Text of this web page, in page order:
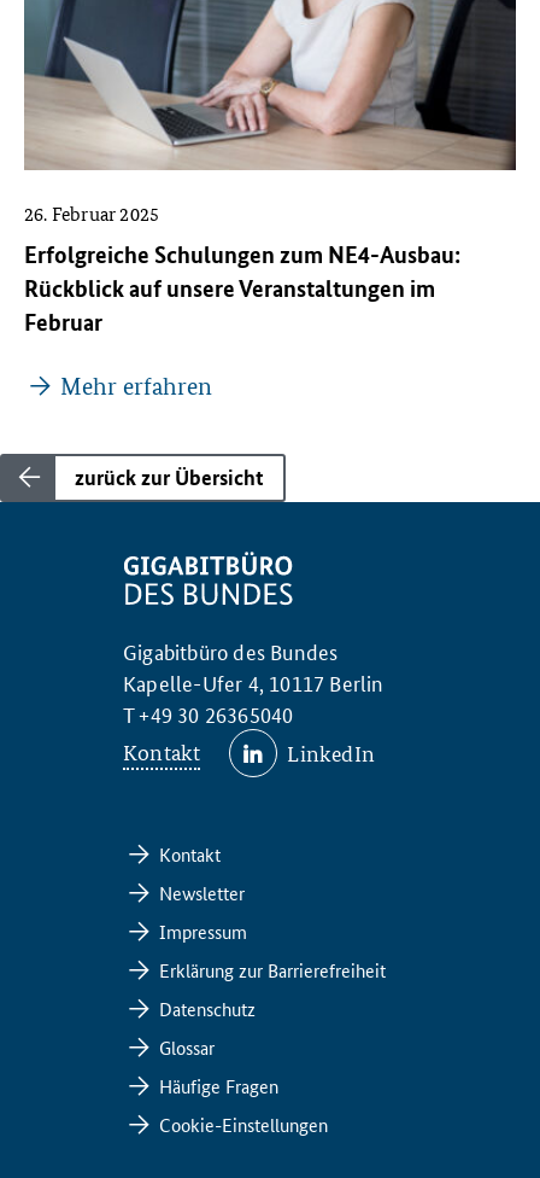
Erfolgreiche Schulungen zum NE4-Ausbau:
Rückblick auf unsere Veranstaltungen im
Februar
26. Februar 2025
Mehr erfahren
zurück zur Übersicht
Gigabitbüro des Bundes
Kapelle-Ufer 4, 10117 Berlin
T +49 30 26365040
Kontakt LinkedIn
Kontakt
Newsletter
Impressum
Erklärung zur Barrierefreiheit
Datenschutz
Glossar
Häufige Fragen
Cookie-Einstellungen